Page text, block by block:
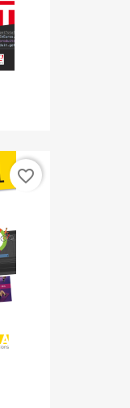
favorite_border